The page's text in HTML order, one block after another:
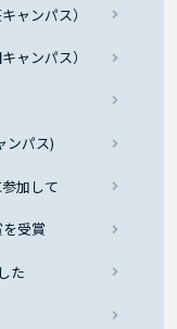
ャンパス）
ャンパス）
ンパス)
加して
受賞
た